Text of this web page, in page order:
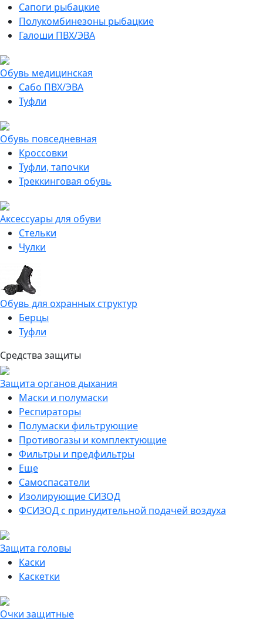
Сапоги рыбацкие
Полукомбинезоны рыбацкие
Галоши ПВХ/ЭВА
Обувь медицинская
Сабо ПВХ/ЭВА
Туфли
Обувь повседневная
Кроссовки
Туфли, тапочки
Треккинговая обувь
Аксессуары для обуви
Стельки
Чулки
Обувь для охранных структур
Берцы
Туфли
Средства защиты
Защита органов дыхания
Маски и полумаски
Респираторы
Полумаски фильтрующие
Противогазы и комплектующие
Фильтры и предфильтры
Еще
Самоспасатели
Изолирующие СИЗОД
ФСИЗОД с принудительной подачей воздуха
Защита головы
Каски
Каскетки
Очки защитные